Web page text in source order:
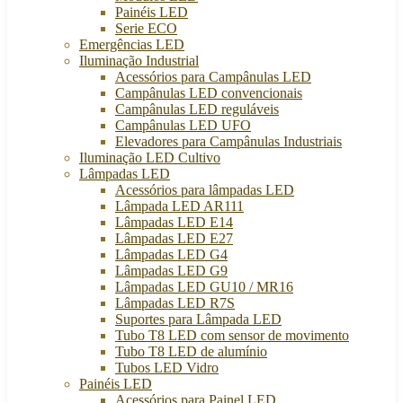
Painéis LED
Serie ECO
Emergências LED
Iluminação Industrial
Acessórios para Campânulas LED
Campânulas LED convencionais
Campânulas LED reguláveis
Campânulas LED UFO
Elevadores para Campânulas Industriais
Iluminação LED Cultivo
Lâmpadas LED
Acessórios para lâmpadas LED
Lâmpada LED AR111
Lâmpadas LED E14
Lâmpadas LED E27
Lâmpadas LED G4
Lâmpadas LED G9
Lâmpadas LED GU10 / MR16
Lâmpadas LED R7S
Suportes para Lâmpada LED
Tubo T8 LED com sensor de movimento
Tubo T8 LED de alumínio
Tubos LED Vidro
Painéis LED
Acessórios para Painel LED